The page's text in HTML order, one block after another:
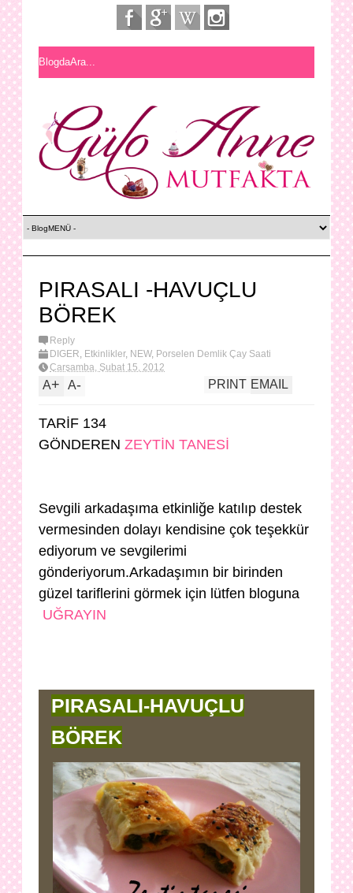
PIRASALI -HAVUÇLU
BÖREK
Reply
DİĞER, Etkinlikler, NEW, Porselen Demlik Çay Saati
Çarşamba, Şubat 15, 2012
A+ A- EMAIL
PRINT
TARİF 134
GÖNDEREN ZEYTİN TANESİ
Sevgili arkadaşıma etkinliğe katılıp destek
vermesinden dolayı kendisine çok teşekkür
ediyorum ve sevgilerimi
gönderiyorum.Arkadaşımın bir birinden
güzel tariflerini görmek için lütfen bloguna
UĞRAYIN
PIRASALI-HAVUÇLU
BÖREK